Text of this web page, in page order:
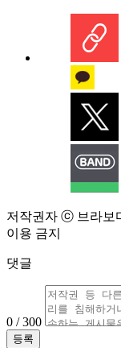
저작권자 ⓒ 브라보
이용 금지
댓글
0 / 300